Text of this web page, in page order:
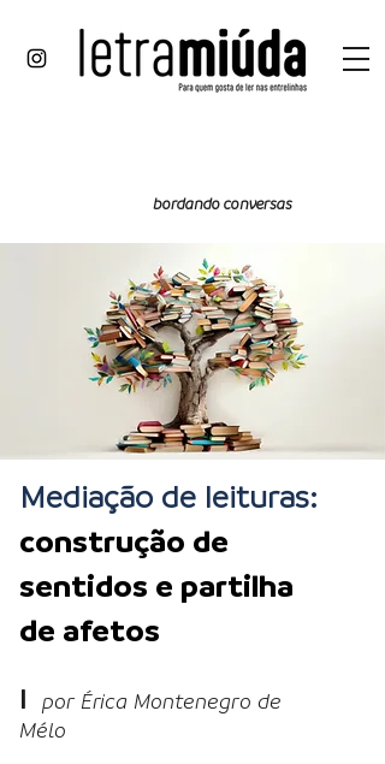
bordando conversas
Mediação de leituras:
construção de
sentidos e partilha
de afetos
I
por Érica Montenegro de
Mélo